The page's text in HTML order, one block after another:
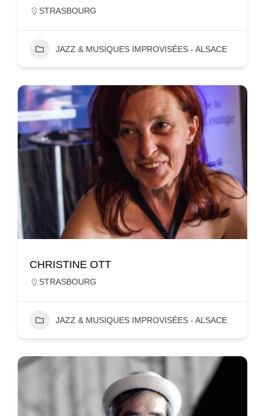
STRASBOURG
JAZZ & MUSIQUES IMPROVISÉES - ALSACE
CHRISTINE OTT
STRASBOURG
JAZZ & MUSIQUES IMPROVISÉES - ALSACE